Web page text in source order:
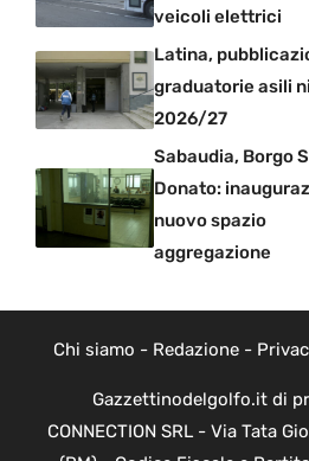
veicoli elettrici
Latina,
graduatorie asili
2026/27
Sabaudia, Borgo
Donato:
nuovo spazio
aggregazione
Chi siamo - Redazione-
Gazzettinodelgolfo.it di
CONNECTION SRL - Via Tata